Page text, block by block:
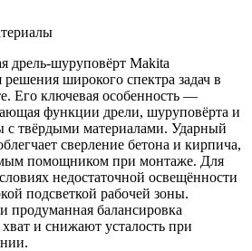
дрель-шуруповёрт Makita
решения широкого спектра задач в
Его ключевая особенность —
функции дрели, шуруповёрта и
с твёрдыми материалами. Ударный
сверление бетона и кирпича,
помощником при монтаже. Для
недостаточной освещённости
подсветкой рабочей зоны.
продуманная балансировка
и снижают усталость при